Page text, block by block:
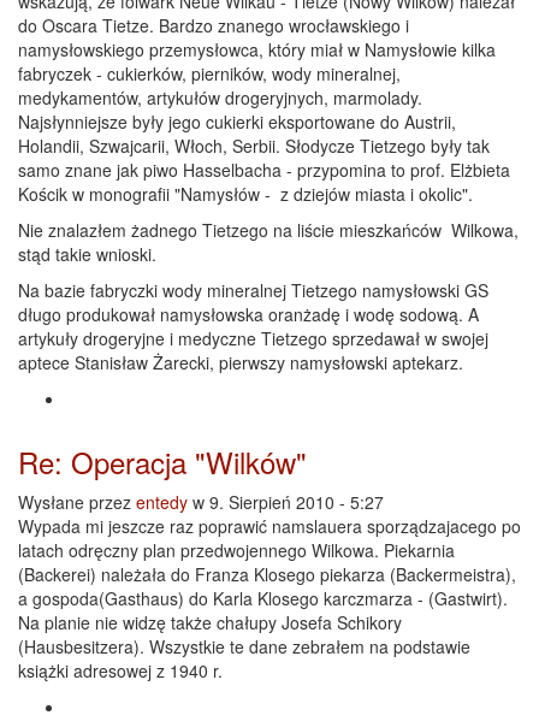
do Oscara Tietze. Bardzo znanego wrocławskiego i
namysłowskiego przemysłowca, który miał w Namysłowie kilka
fabryczek - cukierków, pierników, wody mineralnej,
medykamentów, artykułów drogeryjnych, marmolady.
Najsłynniejsze były jego cukierki eksportowane do Austrii,
Holandii, Szwajcarii, Włoch, Serbii. Słodycze Tietzego były tak
samo znane jak piwo Hasselbacha - przypomina to prof. Elżbieta
Kościk w monografii "Namysłów - z dziejów miasta i okolic".
Nie znalazłem żadnego Tietzego na liście mieszkańców Wilkowa,
stąd takie wnioski.
Na bazie fabryczki wody mineralnej Tietzego namysłowski GS
długo produkował namysłowska oranżadę i wodę sodową. A
artykuły drogeryjne i medyczne Tietzego sprzedawał w swojej
aptece Stanisław Żarecki, pierwszy namysłowski aptekarz.
Re: Operacja "Wilków"
Wysłane przez entedy w 9. Sierpień 2010 - 5:27
Wypada mi jeszcze raz poprawić namslauera sporządzajacego po
latach odręczny plan przedwojennego Wilkowa. Piekarnia
(Backerei) należała do Franza Klosego piekarza (Backermeistra),
a gospoda(Gasthaus) do Karla Klosego karczmarza - (Gastwirt).
Na planie nie widzę także chałupy Josefa Schikory
(Hausbesitzera). Wszystkie te dane zebrałem na podstawie
książki adresowej z 1940 r.